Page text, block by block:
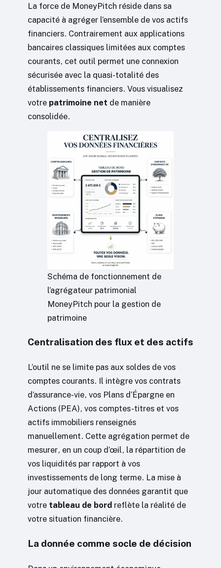
La force de MoneyPitch réside dans sa
capacité à agréger l’ensemble de vos actifs
financiers. Contrairement aux applications
bancaires classiques limitées aux comptes
courants, cet outil permet une connexion
sécurisée avec la quasi-totalité des
établissements financiers. Vous visualisez
votre patrimoine net de manière
consolidée.
Schéma de fonctionnement de
l’agrégateur patrimonial
MoneyPitch pour la gestion de
patrimoine
Centralisation des flux et des actifs
L’outil ne se limite pas aux soldes de vos
comptes courants. Il intègre vos contrats
d’assurance-vie, vos Plans d’Épargne en
Actions (PEA), vos comptes-titres et vos
actifs immobiliers renseignés
manuellement. Cette agrégation permet de
mesurer, en un coup d’œil, la répartition de
vos liquidités par rapport à vos
investissements de long terme. La mise à
jour automatique des données garantit que
votre tableau de bord reflète la réalité de
votre situation financière.
La donnée comme socle de décision